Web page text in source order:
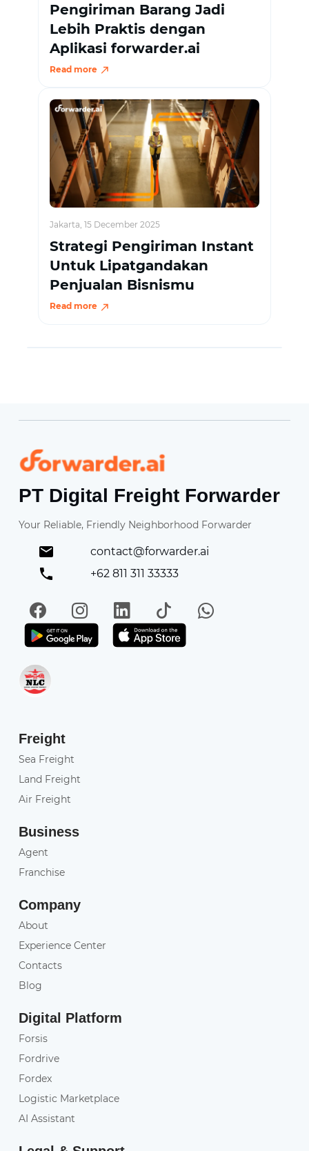
Pengiriman Barang Jadi
Lebih Praktis dengan
Aplikasi forwarder.ai
Read more
Jakarta, 15 December 2025
Strategi Pengiriman Instant
Untuk Lipatgandakan
Penjualan Bisnismu
Read more
Forwarder
PT Digital Freight Forwarder
Your Reliable, Friendly Neighborhood Forwarder
contact@forwarder.ai
+62 811 311 33333
FacebookInstagramLinkedIn
TikTokWhatsApp
Get it on Play StoreGet in on App Store
Freight
Sea Freight
Land Freight
Air Freight
Business
Agent
Franchise
Company
About
Experience Center
Contacts
Blog
Digital Platform
Forsis
Fordrive
Fordex
Logistic Marketplace
AI Assistant